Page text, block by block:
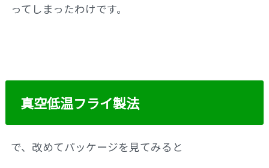
ってしまったわけです。
真空低温フライ製法
で、改めてパッケージを見てみると